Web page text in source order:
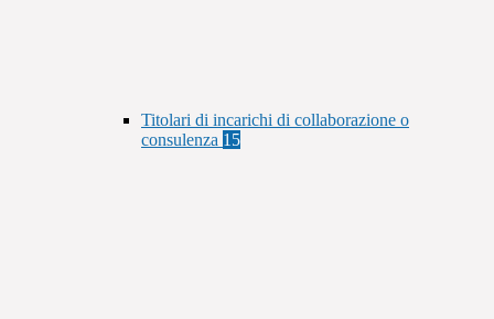
Titolari di incarichi di collaborazione o
consulenza 15